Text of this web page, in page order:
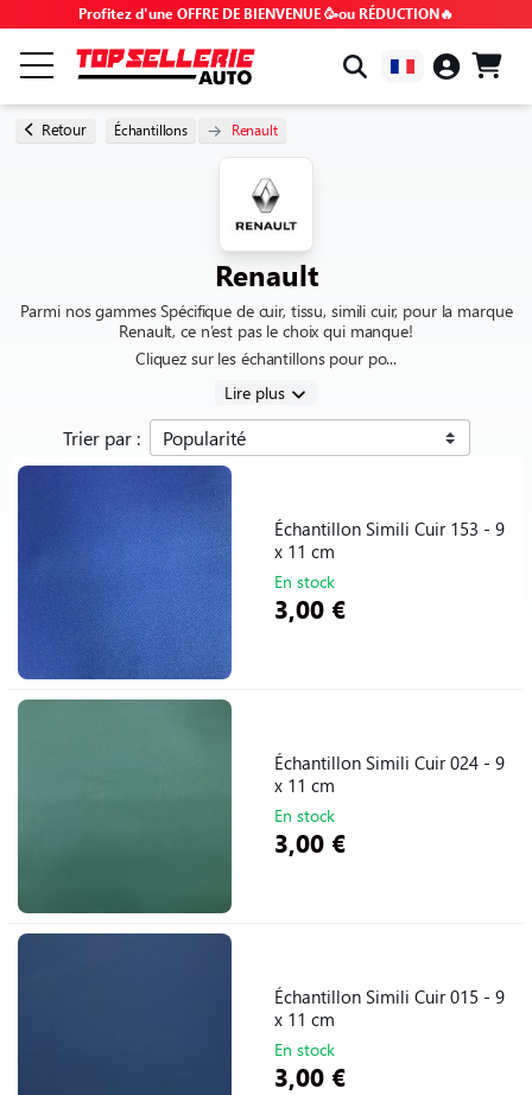
Profitez d'une OFFRE DE BIENVENUE 🥳ou RÉDUCTION🔥
PAR MARQUE & MODÈLE
CODES PROMO
FAQ
NOUS CONTACTER
Retour Échantillons Renault
Renault
Parmi nos gammes Spécifique de cuir, tissu, simili cuir, pour la marque
Renault, ce n’est pas le choix qui manque!
Cliquez sur les échantillons pour po...
Lire plus
Trier par :
Échantillon Simili Cuir 153 - 9
x 11 cm
En stock
3,00 €
Échantillon Simili Cuir 024 - 9
x 11 cm
En stock
3,00 €
Échantillon Simili Cuir 015 - 9
x 11 cm
En stock
3,00 €